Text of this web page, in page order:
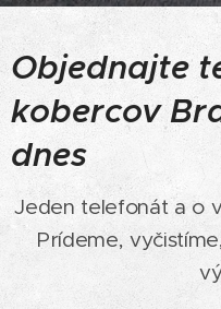
Objednajte
kobercov
dnes
Jeden telefonát a o
Prídeme,